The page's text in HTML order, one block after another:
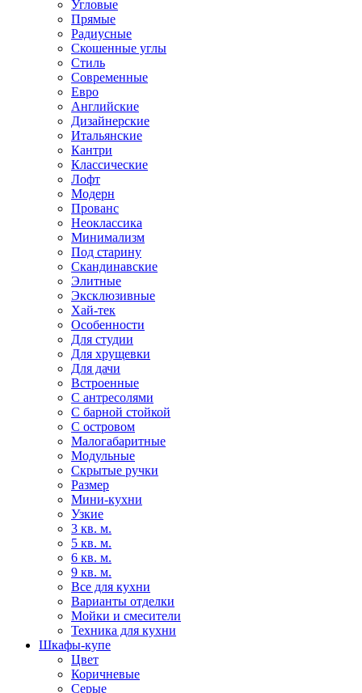
Угловые
Прямые
Радиусные
Скошенные углы
Стиль
Современные
Евро
Английские
Дизайнерские
Итальянские
Кантри
Классические
Лофт
Модерн
Прованс
Неоклассика
Минимализм
Под старину
Скандинавские
Элитные
Эксклюзивные
Хай-тек
Особенности
Для студии
Для хрущевки
Для дачи
Встроенные
С антресолями
С барной стойкой
С островом
Малогабаритные
Модульные
Скрытые ручки
Размер
Мини-кухни
Узкие
3 кв. м.
5 кв. м.
6 кв. м.
9 кв. м.
Все для кухни
Варианты отделки
Мойки и смесители
Техника для кухни
Шкафы-купе
Цвет
Коричневые
Серые